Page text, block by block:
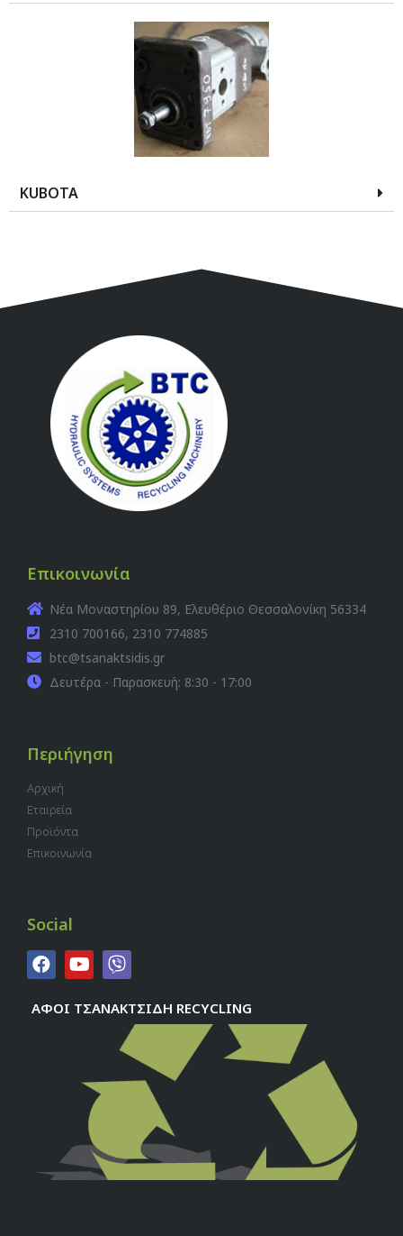
KUBOTA
Επικοινωνία
Νέα Μοναστηρίου 89, Ελευθέριο Θεσσαλονίκη 56334
2310 700166, 2310 774885
btc@tsanaktsidis.gr
Δευτέρα - Παρασκευή: 8:30 - 17:00
Περιήγηση
Αρχική
Εταιρεία
Προϊόντα
Επικοινωνία
Social
ΑΦΟΙ ΤΣΑΝΑΚΤΣΙΔΗ RECYCLING